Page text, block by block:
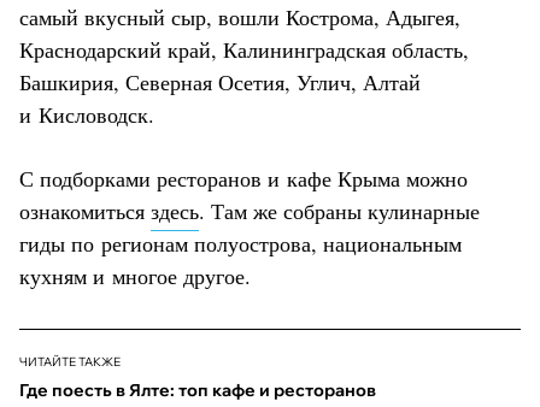
самый вкусный сыр, вошли Кострома, Адыгея,
Краснодарский край, Калининградская область,
Башкирия, Северная Осетия, Углич, Алтай
и Кисловодск.
С подборками ресторанов и кафе Крыма можно
ознакомиться здесь. Там же собраны кулинарные
гиды по регионам полуострова, национальным
кухням и многое другое.
ЧИТАЙТЕ ТАКЖЕ
Где поесть в Ялте: топ кафе и ресторанов